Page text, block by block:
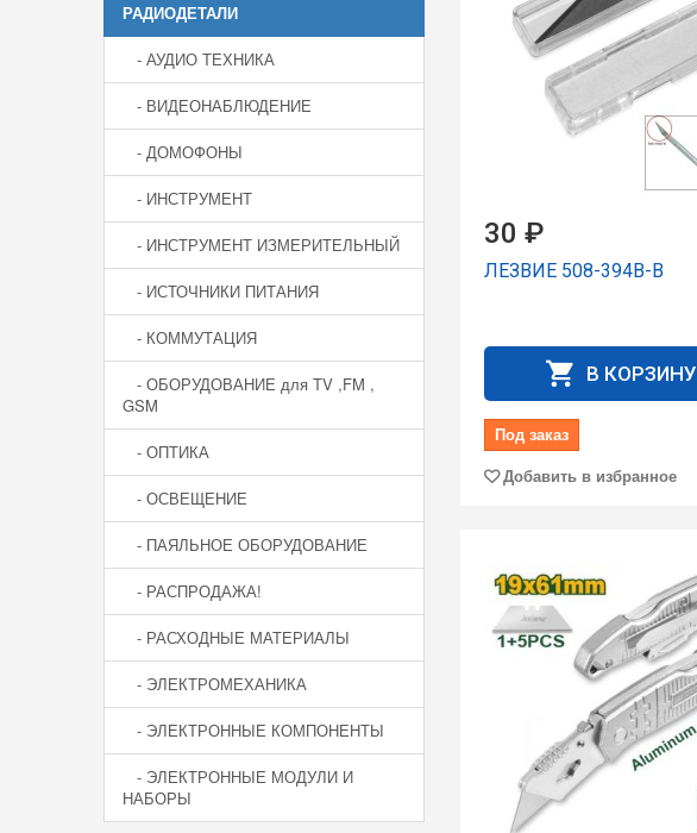
РАДИОДЕТАЛИ
- АУДИО ТЕХНИКА
- ВИДЕОНАБЛЮДЕНИЕ
- ДОМОФОНЫ
- ИНСТРУМЕНТ
- ИНСТРУМЕНТ ИЗМЕРИТЕЛЬНЫЙ
- ИСТОЧНИКИ ПИТАНИЯ
- КОММУТАЦИЯ
- ОБОРУДОВАНИЕ для TV ,FM ,
GSM
- ОПТИКА
- ОСВЕЩЕНИЕ
- ПАЯЛЬНОЕ ОБОРУДОВАНИЕ
- РАСПРОДАЖА!
- РАСХОДНЫЕ МАТЕРИАЛЫ
- ЭЛЕКТРОМЕХАНИКА
- ЭЛЕКТРОННЫЕ КОМПОНЕНТЫ
- ЭЛЕКТРОННЫЕ МОДУЛИ И
НАБОРЫ
30 ₽
ЛЕЗВИЕ 508-394B-B
В КОРЗИНУ
Под заказ
Добавить в избранное